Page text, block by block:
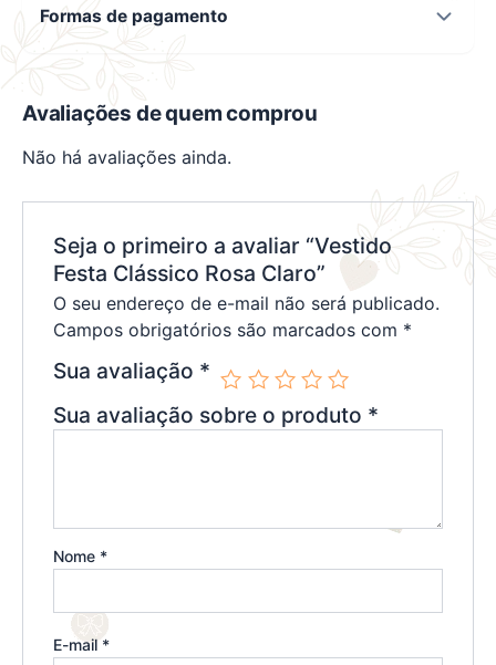
Formas de pagamento
Avaliações de quem comprou
Não há avaliações ainda.
Seja o primeiro a avaliar “Vestido
Festa Clássico Rosa Claro”
O seu endereço de e-mail não será publicado.
Campos obrigatórios são marcados com *
Sua avaliação *
Sua avaliação sobre o produto *
Nome *
E-mail *